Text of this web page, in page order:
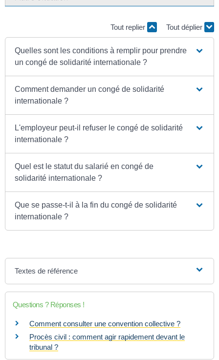
Tout replier Tout déplier
Quelles sont les conditions à remplir pour prendre
un congé de solidarité internationale ?
Comment demander un congé de solidarité
internationale ?
L'employeur peut-il refuser le congé de solidarité
internationale ?
Quel est le statut du salarié en congé de
solidarité internationale ?
Que se passe-t-il à la fin du congé de solidarité
internationale ?
Textes de référence
Questions ? Réponses !
Comment consulter une convention collective ?
Procès civil : comment agir rapidement devant le
tribunal ?